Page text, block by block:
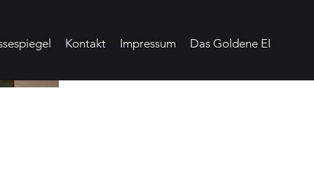
Kontakt Impressum Das Goldene EI